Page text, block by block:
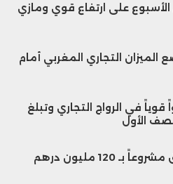
الأسبوع على ارتفاع قوي ومازي
مونديال 2030 تضع الميزان التجاري المغربي أمام
في الرواج التجاري وتبلغ
جامعة ألعاب القوى تطلق مشروعاً بـ 120 مليون درهم